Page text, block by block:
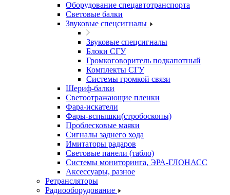
Оборудование спецавтотранспорта
Световые балки
Звуковые спецсигналы
Звуковые спецсигналы
Блоки СГУ
Громкоговоритель подкапотный
Комплекты СГУ
Системы громкой связи
Шериф-балки
Светоотражающие пленки
Фара-искатели
Фары-вспышки(стробоскопы)
Проблесковые маяки
Сигналы заднего хода
Имитаторы радаров
Световые панели (табло)
Системы мониторинга, ЭРА-ГЛОНАСС
Аксессуары, разное
Ретрансляторы
Радиооборудование